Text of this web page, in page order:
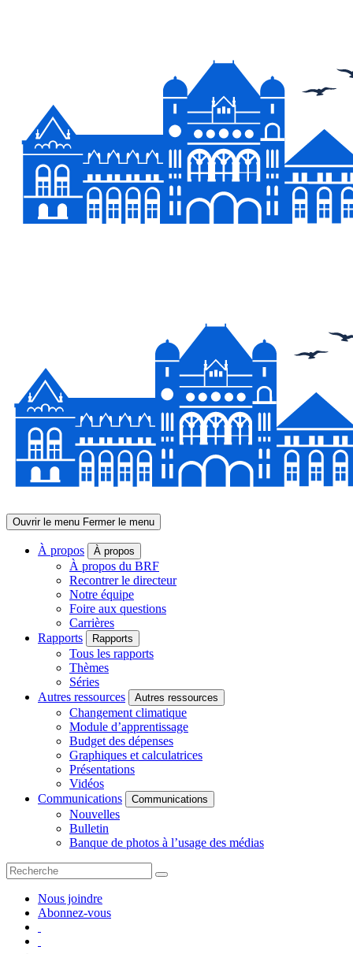
Ouvrir le menu Fermer le menu
À propos À propos
À propos du BRF
Recontrer le directeur
Notre équipe
Foire aux questions
Carrières
Rapports
Rapports
Tous les rapports
Thèmes
Séries
Autres ressources
Autres ressources
Changement climatique
Module d’apprentissage
Budget des dépenses
Graphiques et calculatrices
Présentations
Vidéos
Communications
Communications
Nouvelles
Bulletin
Banque de photos à l’usage des médias
Nous joindre
Abonnez-vous